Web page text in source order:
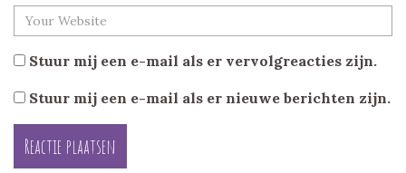
Stuur mij een e-mail als er vervolgreacties zijn.
Stuur mij een e-mail als er nieuwe berichten zijn.